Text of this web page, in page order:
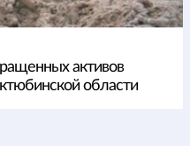
активов
области